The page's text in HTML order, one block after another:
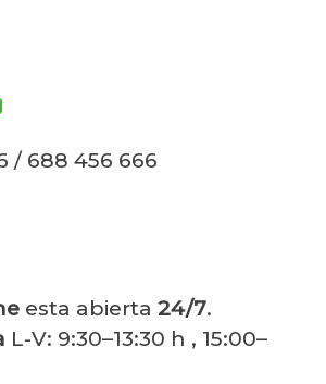
/ 688 456 666
esta abierta 24/7.
L-V: 9:30–13:30 h , 15:00–